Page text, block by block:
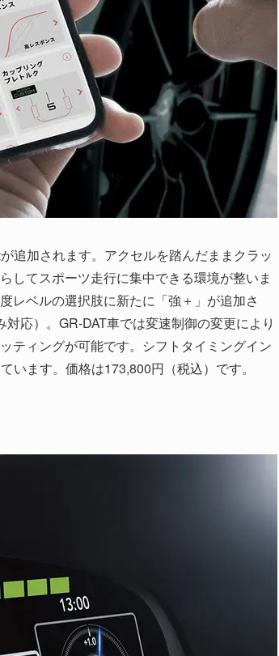
追加されます。アクセルを踏んだままクラッ
してスポーツ走行に集中できる環境が整いま
レベルの選択肢に新たに「強＋」が追加さ
応）。GR-DAT車では変速制御の変更により
ティングが可能です。シフトタイミングイン
ます。価格は173,800円（税込）です。